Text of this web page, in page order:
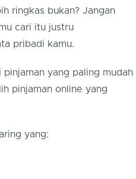
ringkas bukan? Jangan
cari itu justru
pribadi kamu.
yang paling mudah
pinjaman online yang
yang: